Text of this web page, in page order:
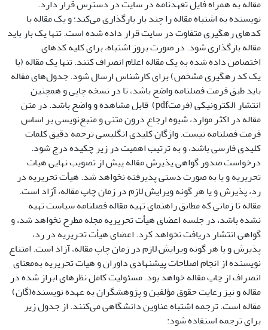
مقاله به همراه فایل تعهدنامه در سایت در دسترس قرار دارد.
نویسنده به اشتباه مقاله را چند بار بارگذاری ‌‌می‌کند؛ و یک مقاله با
کدهای رهگیری متفاوت در سایت قرار داده شده است. تنها یک بار باید
مقاله بارگذاری شود. در صورت بروز اشتباه، برای کلیه کدهای
اختصاص داده شده به یک مقاله اعلام انصراف کنند. تنها یک مقاله (با
یک کد رهگیری مشخص) برای کارشناس ارسال ‌شود. جدول‌‌های مقاله
باید طبق فرمت فصلنامه واضح باشد، تا در نسخه چاپی و همچنین
انتشار الکترونیکی (فرمتpdf) قابل مشاهده و واضح باشد. در متن
مقاله در اکثر موارد، ﺷﯿﻮه ارﺟﺎع درون ﻣﺘﻨﯽ و ﻣﻨﺒﻊ‌ﻧﻮﯾﺴﯽ ﺑﺮ اﺳﺎس
فرمت فصلنامه نیست. واژگان کلیدی انگلیسی ترجمه دقیق کلمات
کلیدی فارسی باشد، و به ترتیب اهمیت در زیر چکیده درج ‌شود.
درخواست صدور گواهی پذیرش مقاله پیش از تصویب نهایی هیات
تحریریه و یا به صورت دستی پذیرفته نخواهد شد. هیأت تحریریه در
رد، پذیرش و یا هر گونه ویرایش لازم در زمان چاپ مقاله، آزاد است.
مقاله تا زمانی که مطابق راهنمای تهیه مقاله فصلنامه سیاست تهیه
نشده باشد، در جلسه اعضای هیأت تحریریه مجله مطرح نخواهد شد، و
گواهی انتشار دریافت نخواهد کرد. اعضای هیأت تحریریه در رد،
پذیرش و یا هر گونه ویرایش لازم در زمان چاپ مقاله، آزاد است. امتناع
نویسنده از انجام اصلاحات پیشنهادی داوران و هیات تحریریه به‌معنای
انصراف از چاپ مقاله خواهد بود. مسئولیت کامل نظرهای ابراز شده در
مقاله­‌‌ و نیز رعایت حقوق مؤلفین و پژوهشگران به عهده نویسنده­(گان)
مقاله است. ترجمه اشتباه عناوین دانشگاهی می‌کنند. از جدول زیر
برای ترجمه استفاده شود: